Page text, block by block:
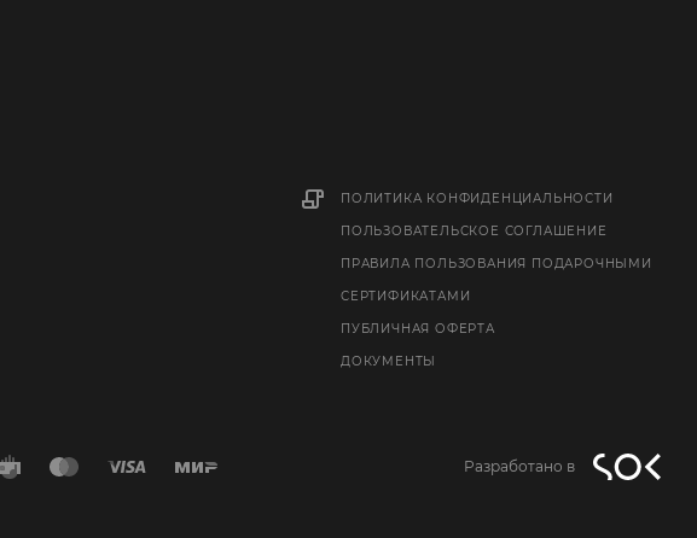
ПОЛИТИКА КОНФИДЕНЦИАЛЬНОСТИ
ПОЛЬЗОВАТЕЛЬСКОЕ СОГЛАШЕНИЕ
ПРАВИЛА ПОЛЬЗОВАНИЯ ПОДАРОЧНЫМИ
СЕРТИФИКАТАМИ
ПУБЛИЧНАЯ ОФЕРТА
ДОКУМЕНТЫ
Разработано в